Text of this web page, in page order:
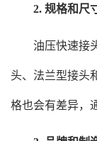
2. 规格和尺寸
油压快速接头
头、法兰型接头
格也会有差异，